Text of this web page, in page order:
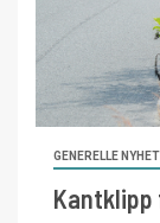
GENERELLE
Kantklipp